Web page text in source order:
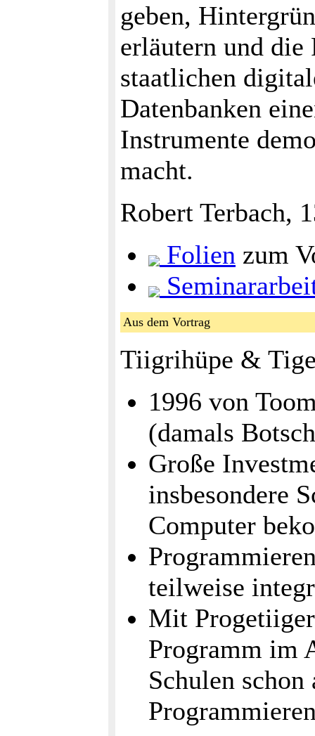
geben,
erläutern und
staatlichen
Datenbanken
Instrumente
macht.
Robert Terbach,
Folien zum
Aus dem Vortrag
Tiigrihüpe &
1996 von
(damals
Große
insbesondere
Computer
teilweise
Mit
Programm im
Schulen schon